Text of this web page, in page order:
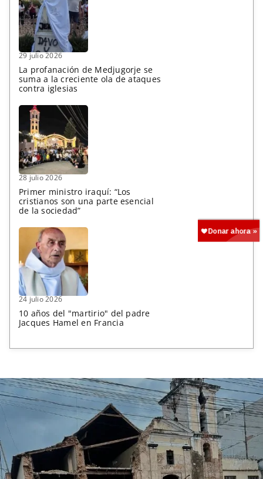
29 julio 2026
La profanación de Medjugorje se
suma a la creciente ola de ataques
contra iglesias
28 julio 2026
Primer ministro iraquí: “Los
cristianos son una parte esencial
de la sociedad”
24 julio 2026
10 años del "martirio" del padre
Jacques Hamel en Francia